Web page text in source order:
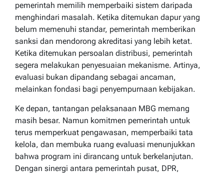
pemerintah memilih memperbaiki sistem daripada
menghindari masalah. Ketika ditemukan dapur yang
belum memenuhi standar, pemerintah memberikan
sanksi dan mendorong akreditasi yang lebih ketat.
Ketika ditemukan persoalan distribusi, pemerintah
segera melakukan penyesuaian mekanisme. Artinya,
evaluasi bukan dipandang sebagai ancaman,
melainkan fondasi bagi penyempurnaan kebijakan.
Ke depan, tantangan pelaksanaan MBG memang
masih besar. Namun komitmen pemerintah untuk
terus memperkuat pengawasan, memperbaiki tata
kelola, dan membuka ruang evaluasi menunjukkan
bahwa program ini dirancang untuk berkelanjutan.
Dengan sinergi antara pemerintah pusat, DPR,